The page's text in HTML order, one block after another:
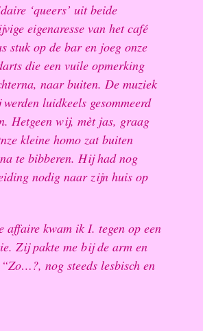
‘queers’ uit beide
eigenaresse van het café
stuk op de bar en joeg onze
die een vuile opmerking
naar buiten. De muziek
luidkeels gesommeerd
Hetgeen wij, mèt jas, graag
kleine homo zat buiten
te bibberen. Hij had nog
nodig naar zijn huis op
affaire kwam ik I. tegen op een
Zij pakte me bij de arm en
nog steeds lesbisch en